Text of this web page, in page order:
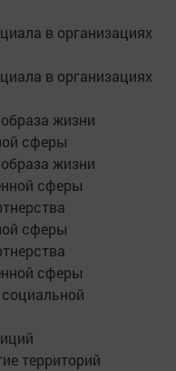
в организациях
в организациях
жизни
сферы
жизни
сферы
сферы
сферы
территорий